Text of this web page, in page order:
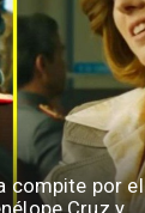
compite por el